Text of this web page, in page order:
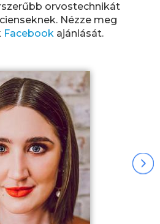
orvostechnikát
Nézze meg
Facebook ajánlását.